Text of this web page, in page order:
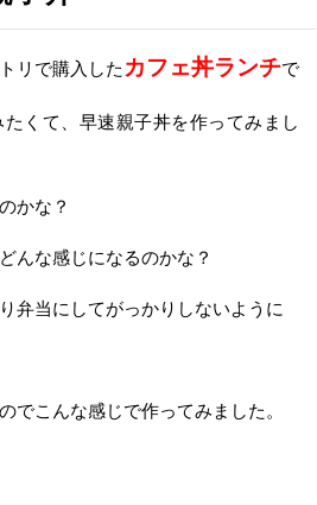
リで購入した カフェ丼ランチで
くて、早速親子丼を作ってみまし
かな？
んな感じになるのかな？
弁当にしてがっかりしないように
でこんな感じで作ってみました。